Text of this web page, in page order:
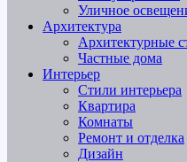
Уличное
Архитектура
Архитектурные
Частные дома
Интерьер
Стили интерьера
Квартира
Комнаты
Ремонт и отделка
Дизайн